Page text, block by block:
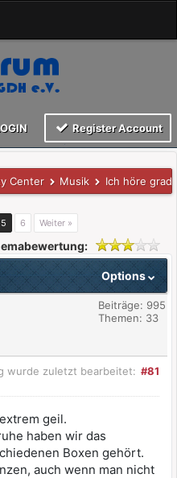
Register Account
Center Musik Ich höre
5 6 Weiter »
Options
Beiträge: 995
Themen: 33
#81
wurde zuletzt bearbeitet:
geil.
haben wir das
Boxen gehört.
auch wenn man nicht